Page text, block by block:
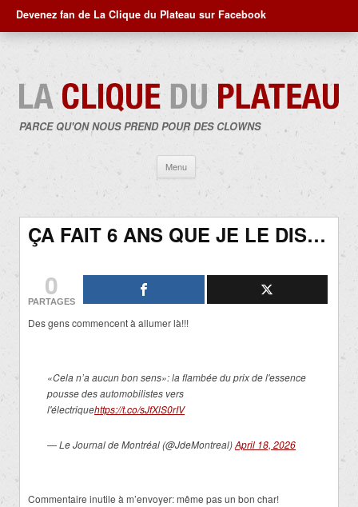
Devenez fan de La Clique du Plateau sur Facebook
PARCE QU'ON NOUS PREND POUR DES CLOWNS
Menu
contenu
ÇA FAIT 6 ANS QUE JE LE DIS…
0
PARTAGES
Des gens commencent à allumer là!!!
«Cela n’a aucun bon sens»: la flambée du prix de l'essence
pousse des automobilistes vers
l'électriquehttps://t.co/sJfXlS0rIV
— Le Journal de Montréal (@JdeMontreal)April 18, 2026
Commentaire inutile à m’envoyer: même pas un bon char!